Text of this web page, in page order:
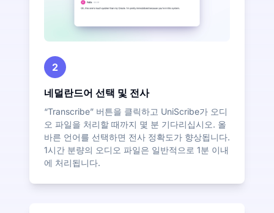
2
네덜란드어 선택 및 전사
“Transcribe” 버튼을 클릭하고 UniScribe가 오디
오 파일을 처리할 때까지 몇 분 기다리십시오. 올
바른 언어를 선택하면 전사 정확도가 향상됩니다.
1시간 분량의 오디오 파일은 일반적으로 1분 이내
에 처리됩니다.